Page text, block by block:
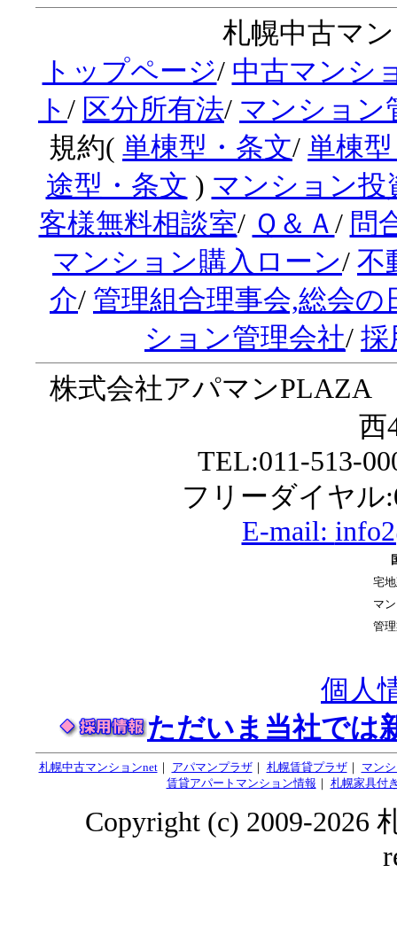
札幌中古マ
トップページ/ 中古マンシ
ト / 区分所有法/ マンション
規約( 単棟型・条文/ 単棟
途型・条文 ) マンション投
客様無料相談室/ Ｑ＆Ａ / 問
マンション購入ローン/ 不
介/ 管理組合理事会,総会の
ション管理会社/ 採
株式会社アパマン
西
TEL:011-513-
フリーダイヤル
E-mail:
宅
マ
管
個人
ただいま当社では
札幌中古マンションnet｜ アパマンプラザ｜ 札幌賃貸プラザ｜ マン
賃貸アパートマンション情報 ｜ 札幌家具付
Copyright (c) 2009-2026